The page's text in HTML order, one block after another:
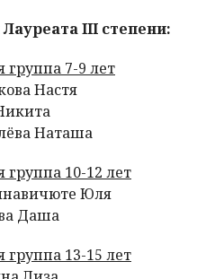
III степени:
группа 7-9 лет
Настя
Наташа
группа 10-12 лет
Юля
Даша
группа 13-15 лет